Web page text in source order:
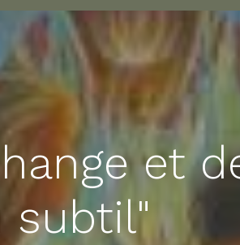
et
subtil"